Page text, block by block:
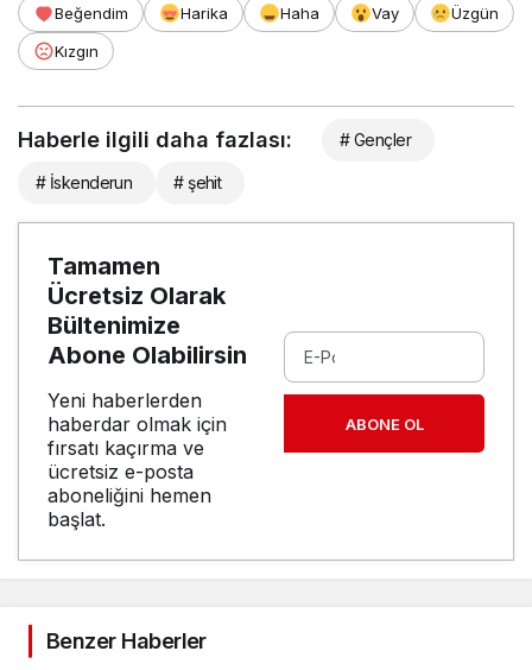
Beğendim Harika Haha Vay
Üzgün
Kızgın
Haberle ilgili daha fazlası: # Gençler
# İskenderun # şehit
Tamamen
Ücretsiz Olarak
Bültenimize
Abone Olabilirsin
Yeni haberlerden
haberdar olmak için
fırsatı kaçırma ve
ücretsiz e-posta
aboneliğini hemen
başlat.
ABONE OL
Benzer Haberler